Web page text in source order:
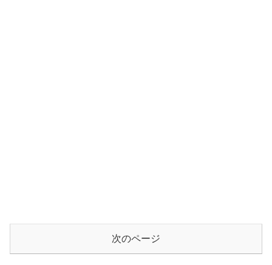
次のページ